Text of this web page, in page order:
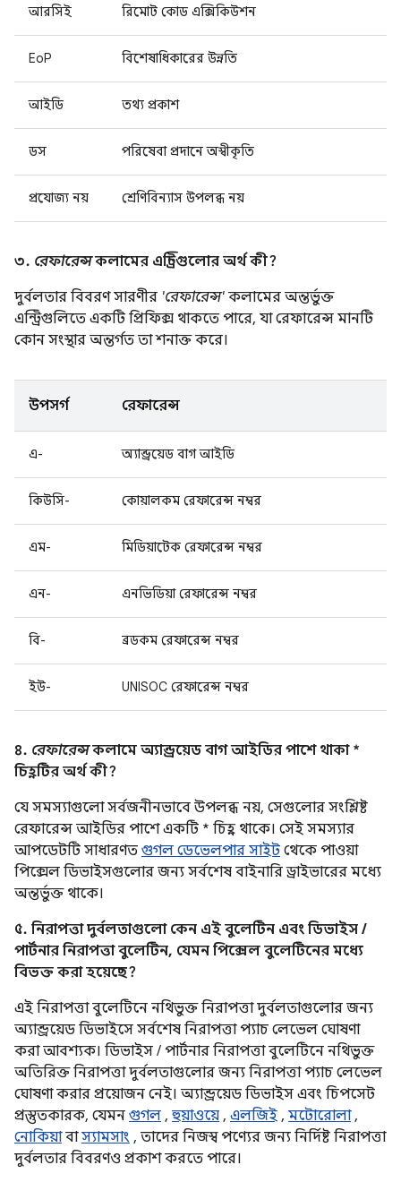
আরসিই রিমোট কোড এক্সিকিউশন
EoP বিশেষাধিকারের উন্নতি
আইডি তথ্য প্রকাশ
ডস পরিষেবা প্রদানে অস্বীকৃতি
প্রযোজ্য নয় শ্রেণিবিন্যাস উপলব্ধ নয়
৩. রেফারেন্সকলামের এন্ট্রিগুলোর অর্থ কী?
দুর্বলতার বিবরণ সারণীর 'রেফারেন্স' কলামের অন্তর্ভুক্ত
এন্ট্রিগুলিতে একটি প্রিফিক্স থাকতে পারে, যা রেফারেন্স মানটি
কোন সংস্থার অন্তর্গত তা শনাক্ত করে।
উপসর্গ রেফারেন্স
এ- অ্যান্ড্রয়েড বাগ আইডি
কিউসি- কোয়ালকম রেফারেন্স নম্বর
এম- মিডিয়াটেক রেফারেন্স নম্বর
এন- এনভিডিয়া রেফারেন্স নম্বর
বি- ব্রডকম রেফারেন্স নম্বর
ইউ- UNISOC রেফারেন্স নম্বর
৪. রেফারেন্সকলামে অ্যান্ড্রয়েড বাগ আইডির পাশে থাকা *
চিহ্নটির অর্থ কী?
যে সমস্যাগুলো সর্বজনীনভাবে উপলব্ধ নয়, সেগুলোর সংশ্লিষ্ট
রেফারেন্স আইডির পাশে একটি * চিহ্ন থাকে। সেই সমস্যার
আপডেটটি সাধারণত গুগল ডেভেলপার সাইট থেকে পাওয়া
পিক্সেল ডিভাইসগুলোর জন্য সর্বশেষ বাইনারি ড্রাইভারের মধ্যে
অন্তর্ভুক্ত থাকে।
৫. নিরাপত্তা দুর্বলতাগুলো কেন এই বুলেটিন এবং ডিভাইস /
পার্টনার নিরাপত্তা বুলেটিন, যেমন পিক্সেল বুলেটিনের মধ্যে
বিভক্ত করা হয়েছে?
এই নিরাপত্তা বুলেটিনে নথিভুক্ত নিরাপত্তা দুর্বলতাগুলোর জন্য
অ্যান্ড্রয়েড ডিভাইসে সর্বশেষ নিরাপত্তা প্যাচ লেভেল ঘোষণা
করা আবশ্যক। ডিভাইস / পার্টনার নিরাপত্তা বুলেটিনে নথিভুক্ত
অতিরিক্ত নিরাপত্তা দুর্বলতাগুলোর জন্য নিরাপত্তা প্যাচ লেভেল
ঘোষণা করার প্রয়োজন নেই। অ্যান্ড্রয়েড ডিভাইস এবং চিপসেট
প্রস্তুতকারক, যেমন গুগল , হুয়াওয়ে , এলজিই , মটোরোলা,
নোকিয়াবাস্যামসাং , তাদের নিজস্ব পণ্যের জন্য নির্দিষ্ট নিরাপত্তা
দুর্বলতার বিবরণও প্রকাশ করতে পারে।